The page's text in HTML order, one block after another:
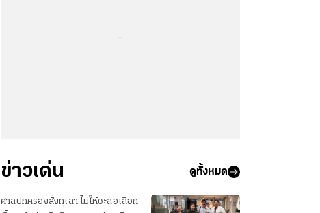
ข่าวเด่น ดูทั้งหมด
ศาลปกครองสั่งทุเลา ไม่ให้ชะลอเลือก